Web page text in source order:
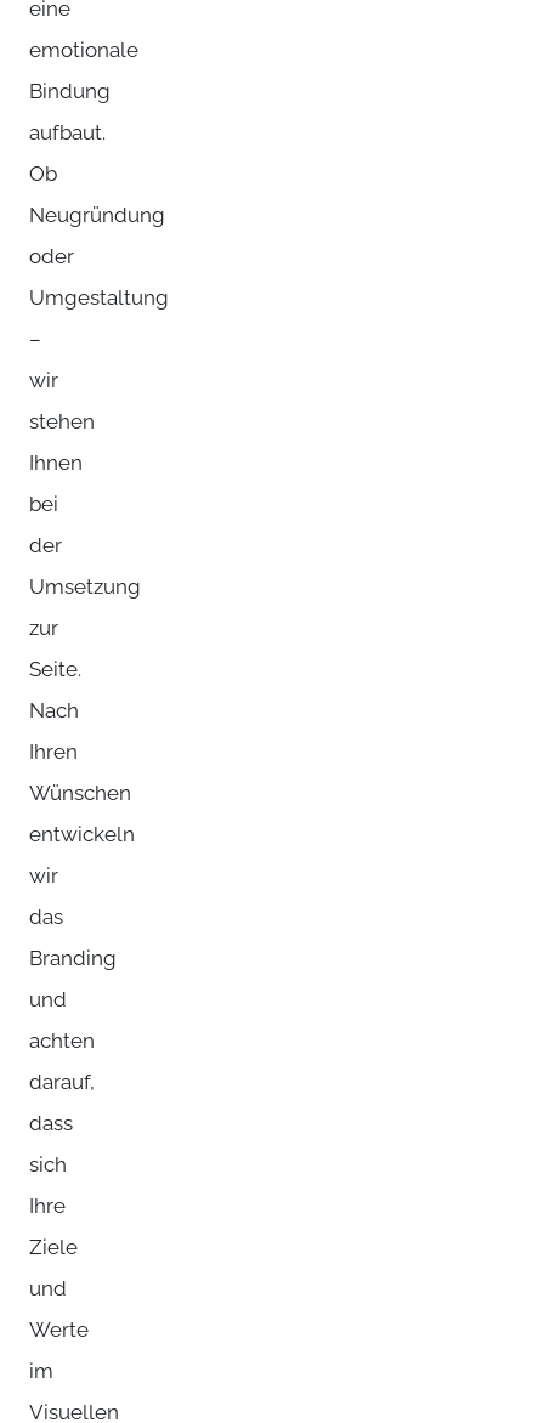
eine
emotionale
Bindung
aufbaut.
Ob
Neugründung
oder
Umgestaltung
–
wir
stehen
Ihnen
bei
der
Umsetzung
zur
Seite.
Nach
Ihren
Wünschen
entwickeln
wir
das
Branding
und
achten
darauf,
dass
sich
Ihre
Ziele
und
Werte
im
Visuellen